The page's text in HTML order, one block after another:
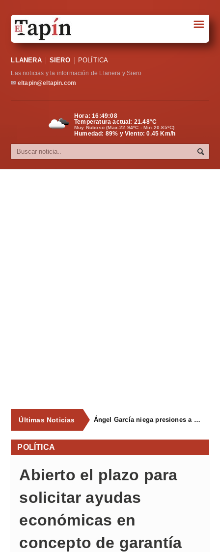
Sociedad
Política
Cultura
☰
LLANERA SIERO POLÍTICA
Las noticias y la información de Llanera y Siero
✉ eltapin@eltapin.com
Hora:16:49:09
Temperatura actual: 21.48°C
Muy Nuboso (Max.22.94ºC - Min.20.85ºC)
Humedad: 89% y Viento: 0.45 Km/h
Últimas Noticias Ángel García niega presiones a comercios y asegura que el Ayuntamiento cumple "de manera muy rigurosa" la Ley de Contratos
POLÍTICA
Abierto el plazo para
solicitar ayudas
económicas en
concepto de garantía